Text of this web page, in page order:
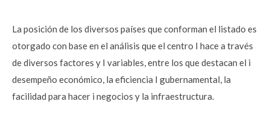
La posición de los diversos países que conforman el listado es
otorgado con base en el análisis que el centro I hace a través
de diversos factores y I variables, entre los que destacan el i
desempeño económico, la eficiencia I gubernamental, la
facilidad para hacer i negocios y la infraestructura.